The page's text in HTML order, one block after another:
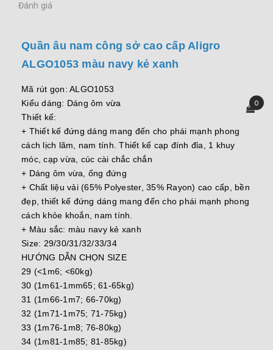
0
Đánh giá
Quần âu nam công sở cao cấp Aligro
ALGO1053 màu navy kẻ xanh
Mã rút gọn: ALGO1053
Kiểu dáng: Dáng ôm vừa
Thiết kế:
+ Thiết kế đứng dáng mang đến cho phái mạnh phong
cách lịch lãm, nam tính. Thiết kế cạp đính đỉa, 1 khuy
móc, cạp vừa, cúc cài chắc chắn
+ Dáng ôm vừa, ống đứng
+ Chất liệu vải (65% Polyester, 35% Rayon) cao cấp, bền
đẹp, thiết kế đứng dáng mang đến cho phái mạnh phong
cách khỏe khoắn, nam tính.
+ Màu sắc: màu navy kẻ xanh
Size: 29/30/31/32/33/34
HƯỚNG DẪN CHỌN SIZE
29 (<1m6; <60kg)
30 (1m61-1mm65; 61-65kg)
31 (1m66-1m7; 66-70kg)
32 (1m71-1m75; 71-75kg)
33 (1m76-1m8; 76-80kg)
34 (1m81-1m85; 81-85kg)